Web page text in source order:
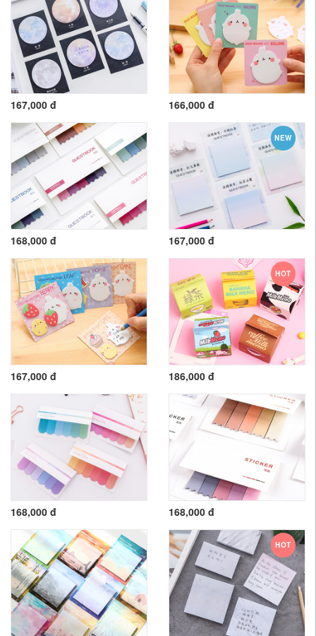
167,000 đ 166,000 đ
168,000 đ
NEW
167,000 đ
167,000 đ
HOT
186,000 đ
168,000 đ 168,000 đ
HOT